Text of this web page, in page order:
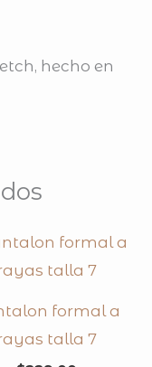
hecho en
formal a
talla 7